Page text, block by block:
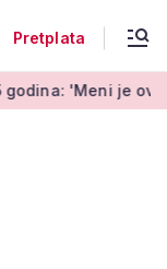
Pretplata
zabava i terapija'